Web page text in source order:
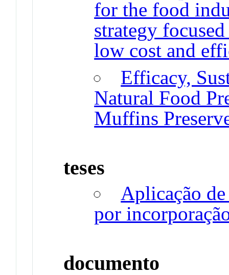
for the food
strategy
low cost and
Efficacy,
Natural Food
Muffins
teses
Aplicação
por
documento